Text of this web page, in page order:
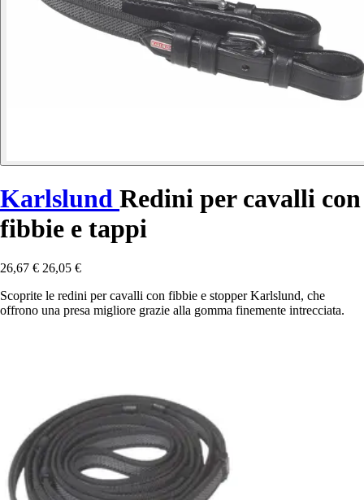
Karlslund Redini per cavalli con
fibbie e tappi
26,67 € 26,05 €
Scoprite le redini per cavalli con fibbie e stopper Karlslund, che
offrono una presa migliore grazie alla gomma finemente intrecciata.